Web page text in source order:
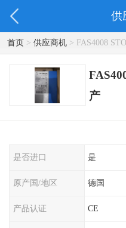
供
首页> 供应商机> FAS4008
产
是否进口 是
原产国/地区 德国
产品认证 CE